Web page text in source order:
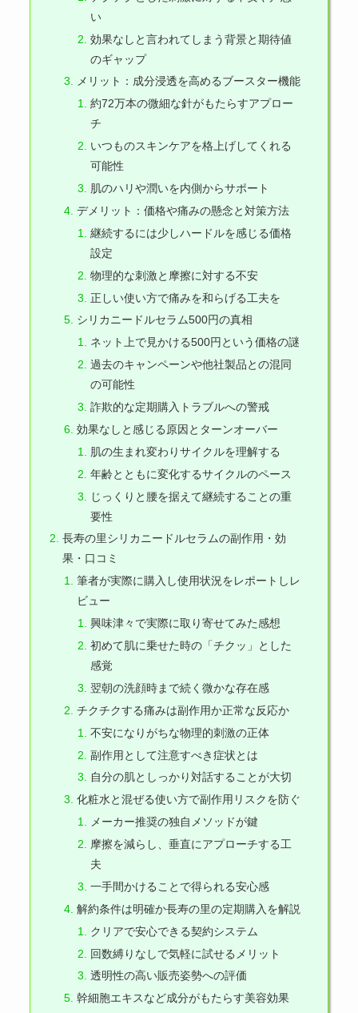
い
効果なしと言われてしまう背景と期待値
のギャップ
メリット：成分浸透を高めるブースター機能
約72万本の微細な針がもたらすアプロー
チ
いつものスキンケアを格上げしてくれる
可能性
肌のハリや潤いを内側からサポート
デメリット：価格や痛みの懸念と対策方法
継続するには少しハードルを感じる価格
設定
物理的な刺激と摩擦に対する不安
正しい使い方で痛みを和らげる工夫を
シリカニードルセラム500円の真相
ネット上で見かける500円という価格の謎
過去のキャンペーンや他社製品との混同
の可能性
詐欺的な定期購入トラブルへの警戒
効果なしと感じる原因とターンオーバー
肌の生まれ変わりサイクルを理解する
年齢とともに変化するサイクルのペース
じっくりと腰を据えて継続することの重
要性
長寿の里シリカニードルセラムの副作用・効
果・口コミ
筆者が実際に購入し使用状況をレポートしレ
ビュー
興味津々で実際に取り寄せてみた感想
初めて肌に乗せた時の「チクッ」とした
感覚
翌朝の洗顔時まで続く微かな存在感
チクチクする痛みは副作用か正常な反応か
不安になりがちな物理的刺激の正体
副作用として注意すべき症状とは
自分の肌としっかり対話することが大切
化粧水と混ぜる使い方で副作用リスクを防ぐ
メーカー推奨の独自メソッドが鍵
摩擦を減らし、垂直にアプローチする工
夫
一手間かけることで得られる安心感
解約条件は明確か長寿の里の定期購入を解説
クリアで安心できる契約システム
回数縛りなしで気軽に試せるメリット
透明性の高い販売姿勢への評価
幹細胞エキスなど成分がもたらす美容効果